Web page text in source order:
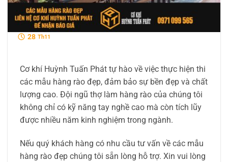
28 Th11
Cơ khí Huỳnh Tuấn Phát tự hào về việc thực hiện thi
các mẫu hàng rào đẹp, đảm bảo sự bền đẹp và chất
lượng cao. Đội ngũ thợ làm hàng rào của chúng tôi
không chỉ có kỹ năng tay nghề cao mà còn tích lũy
được nhiều năm kinh nghiệm trong ngành.
Nếu quý khách hàng có nhu cầu tư vấn về các mẫu
hàng rào đẹp chúng tôi sẵn lòng hỗ trợ. Xin vui lòng